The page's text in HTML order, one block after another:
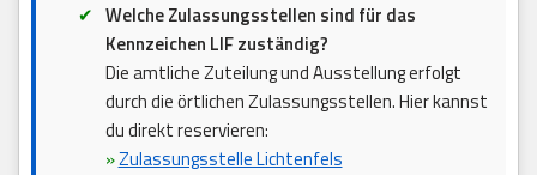
Welche Zulassungsstellen sind für das
Kennzeichen LIF zuständig?
Die amtliche Zuteilung und Ausstellung erfolgt
durch die örtlichen Zulassungsstellen. Hier kannst
du direkt reservieren:
»Zulassungsstelle Lichtenfels